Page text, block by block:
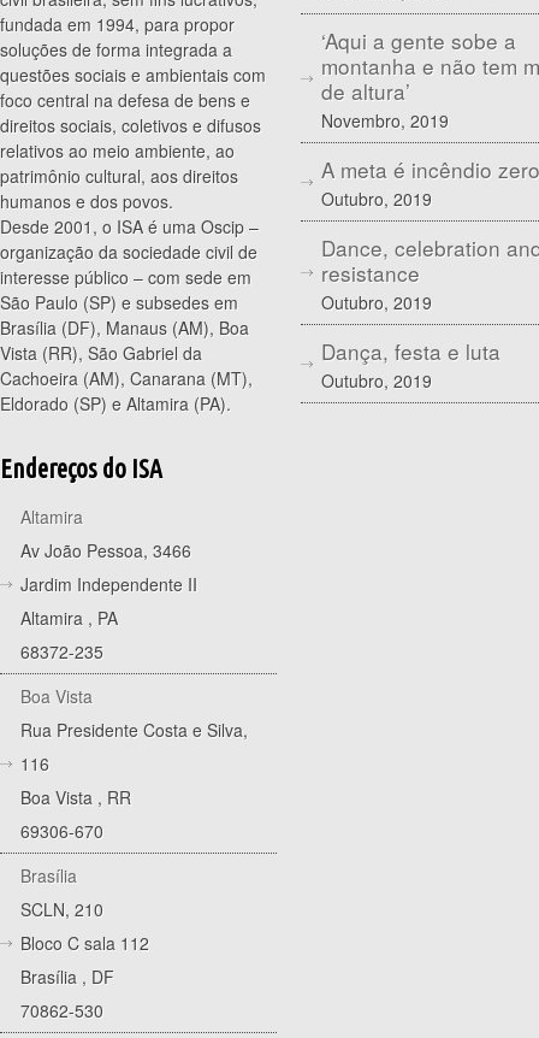
fundada em 1994, para propor
soluções de forma integrada a
questões sociais e ambientais com
foco central na defesa de bens e
direitos sociais, coletivos e difusos
relativos ao meio ambiente, ao
patrimônio cultural, aos direitos
humanos e dos povos.
Desde 2001, o ISA é uma Oscip –
organização da sociedade civil de
interesse público – com sede em
São Paulo (SP) e subsedes em
Brasília (DF), Manaus (AM), Boa
Vista (RR), São Gabriel da
Cachoeira (AM), Canarana (MT),
Eldorado (SP) e Altamira (PA).
Endereços do ISA
Altamira
Av João Pessoa, 3466
Jardim Independente II
Altamira , PA
68372-235
Boa Vista
Rua Presidente Costa e Silva,
116
Boa Vista , RR
69306-670
Brasília
SCLN, 210
Bloco C sala 112
Brasília , DF
70862-530
‘Aqui a gente sobe a
montanha e não tem
de altura’
Novembro, 2019
A meta é incêndio zero
Outubro, 2019
Dance, celebration
resistance
Outubro, 2019
Dança, festa e luta
Outubro, 2019